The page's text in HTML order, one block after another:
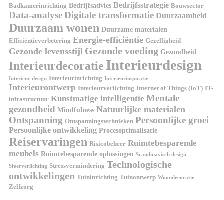
Badkamerinrichting Bedrijfsadvies Bedrijfsstrategie Bouwsector
Data-analyseDigitale transformatie Duurzaamheid
Duurzaam wonen Duurzame materialen
Efficiëntieverbetering Energie-efficiëntie Gezelligheid
Gezonde levensstijl Gezonde voeding Gezondheid
Interieurdecoratie Interieurdesign
Interieur design Interieurinrichting Interieurinspiratie
Interieurontwerp Interieurverlichting Internet of Things (IoT) IT-
infrastructuur Kunstmatige intelligentie Mentale
gezondheid Mindfulness Natuurlijke materialen
Ontspanning Ontspanningstechnieken Persoonlijke groei
Persoonlijke ontwikkeling Procesoptimalisatie
Reiservaringen Risicobeheer Ruimtebesparende
meubels Ruimtebesparende oplossingen Scandinavisch design
Sfeerverlichting Stressvermindering Technologische
ontwikkelingen Tuininrichting Tuinontwerp Woondecoratie
Zelfzorg